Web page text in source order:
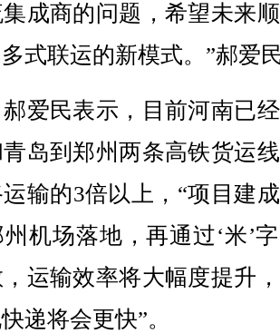
成商的问题，希望未来
式联运的新模式。”郝爱
民表示，目前河南已
岛到郑州两条高铁货运
输的3倍以上，“项目建
机场落地，再通过‘米’
运输效率将大幅度提升
递将会更快”。